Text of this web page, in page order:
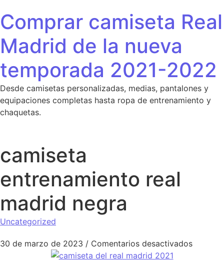
Comprar camiseta Real
Madrid de la nueva
temporada 2021-2022
Desde camisetas personalizadas, medias, pantalones y
equipaciones completas hasta ropa de entrenamiento y
chaquetas.
camiseta
entrenamiento real
madrid negra
Uncategorized
30 de marzo de 2023 / Comentarios desactivadosen